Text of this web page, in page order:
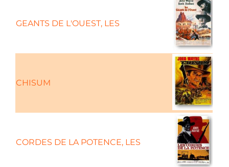
GEANTS DE L'OUEST, LES
CHISUM
CORDES DE LA POTENCE, LES